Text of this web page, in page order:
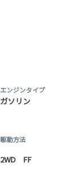
エンジンタイプ
ガソリン
駆動方法
2WD FF